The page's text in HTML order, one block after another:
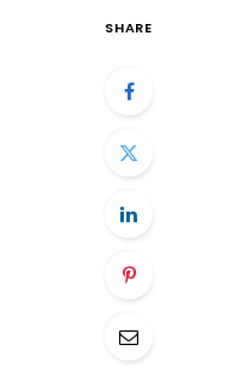
SHARE